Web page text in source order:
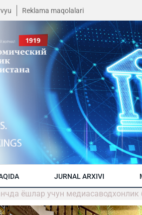
Reklama maqolalari
JURNAL ARXIVI
ёшлар учун медиасаводхонлик